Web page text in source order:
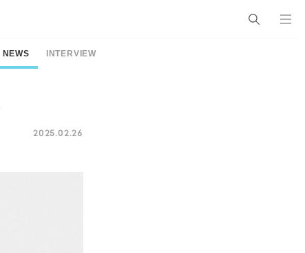
NEWS INTERVIEW
2025.02.26